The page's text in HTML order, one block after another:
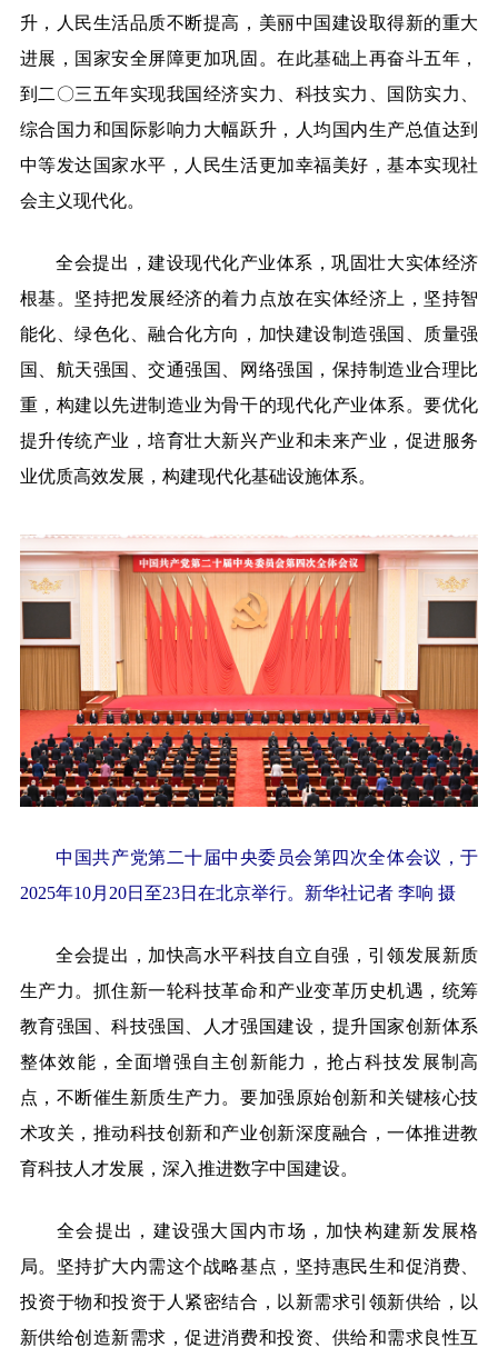
升，人民生活品质不断提高，美丽中国建设取得新的重大
进展，国家安全屏障更加巩固。在此基础上再奋斗五年，
到二〇三五年实现我国经济实力、科技实力、国防实力、
综合国力和国际影响力大幅跃升，人均国内生产总值达到
中等发达国家水平，人民生活更加幸福美好，基本实现社
会主义现代化。
全会提出，建设现代化产业体系，巩固壮大实体经济
根基。坚持把发展经济的着力点放在实体经济上，坚持智
能化、绿色化、融合化方向，加快建设制造强国、质量强
国、航天强国、交通强国、网络强国，保持制造业合理比
重，构建以先进制造业为骨干的现代化产业体系。要优化
提升传统产业，培育壮大新兴产业和未来产业，促进服务
业优质高效发展，构建现代化基础设施体系。
中国共产党第二十届中央委员会第四次全体会议，于
2025年10月20日至23日在北京举行。 新华社记者 李响 摄
全会提出，加快高水平科技自立自强，引领发展新质
生产力。抓住新一轮科技革命和产业变革历史机遇，统筹
教育强国、科技强国、人才强国建设，提升国家创新体系
整体效能，全面增强自主创新能力，抢占科技发展制高
点，不断催生新质生产力。要加强原始创新和关键核心技
术攻关，推动科技创新和产业创新深度融合，一体推进教
育科技人才发展，深入推进数字中国建设。
全会提出，建设强大国内市场，加快构建新发展格
局。坚持扩大内需这个战略基点，坚持惠民生和促消费、
投资于物和投资于人紧密结合，以新需求引领新供给，以
新供给创造新需求，促进消费和投资、供给和需求良性互